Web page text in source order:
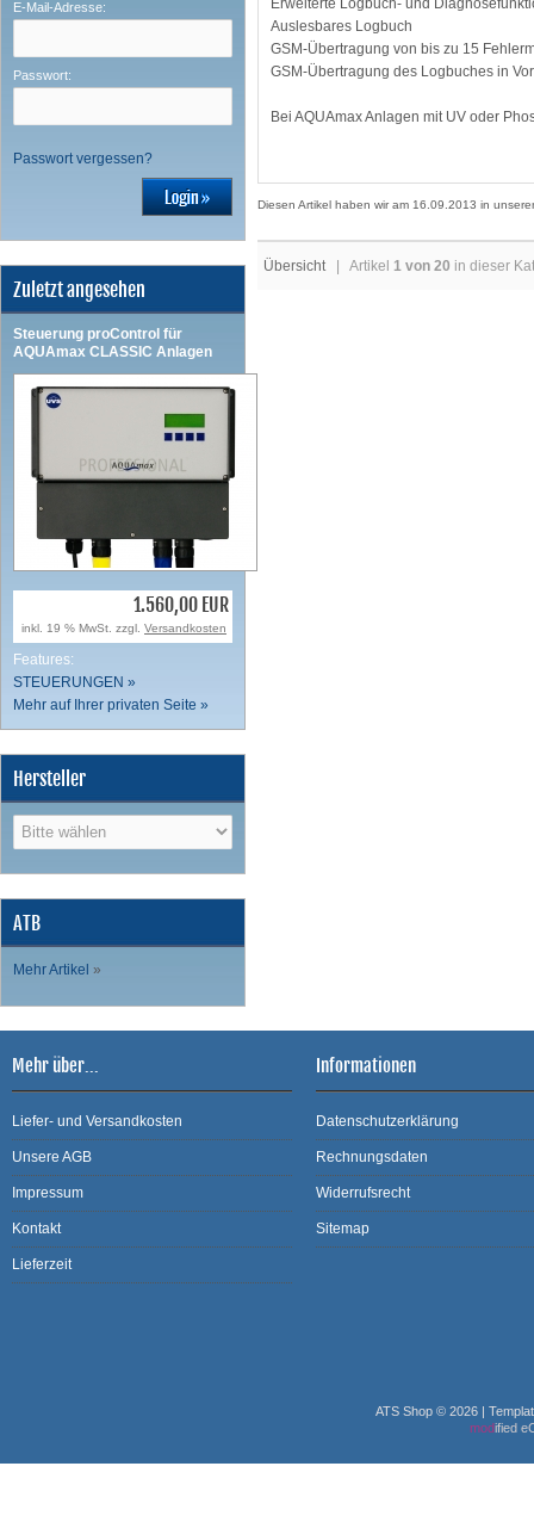
E-Mail-Adresse:
Passwort:
Passwort vergessen?
Zuletzt angesehen
Steuerung proControl für
AQUAmax CLASSIC Anlagen
1.560,00 EUR
inkl. 19 % MwSt. zzgl. Versandkosten
Features:
STEUERUNGEN »
Mehr auf Ihrer privaten Seite »
Hersteller
ATB
Mehr Artikel »
Erweiterte Logbuch- und
Auslesbares Logbuch
GSM-Übertragung von bis zu 15
GSM-Übertragung des Logbuches in
Bei AQUAmax Anlagen mit UV oder
Diesen Artikel haben wir am 16.09.2013 in
Übersicht| Artikel 1 von 20 in dieser
Mehr über...
Liefer- und Versandkosten
Unsere AGB
Impressum
Kontakt
Lieferzeit
Informationen
Datenschutzerklärung
Rechnungsdaten
Widerrufsrecht
Sitemap
ATS Shop © 2026 |
modified